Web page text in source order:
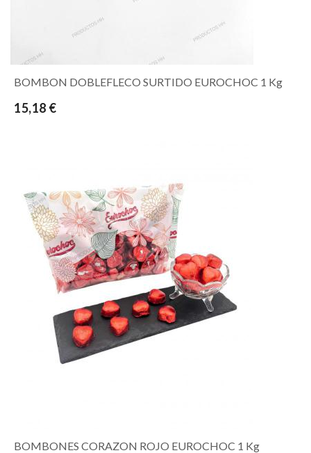
BOMBON DOBLEFLECO SURTIDO EUROCHOC 1 Kg
15,18 €
BOMBONES CORAZON ROJO EUROCHOC 1 Kg